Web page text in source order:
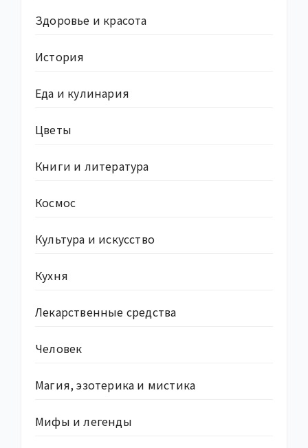
Здоровье и красота
История
Еда и кулинария
Цветы
Книги и литература
Космос
Культура и искусство
Кухня
Лекарственные средства
Человек
Магия, эзотерика и мистика
Мифы и легенды